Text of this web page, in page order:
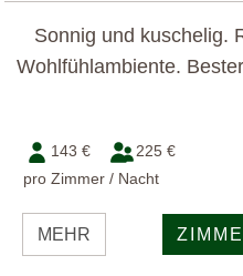
Sonnig und kuschelig.
Wohlfühlambiente.
143 €
225 €
pro Zimmer / Nacht
MEHR